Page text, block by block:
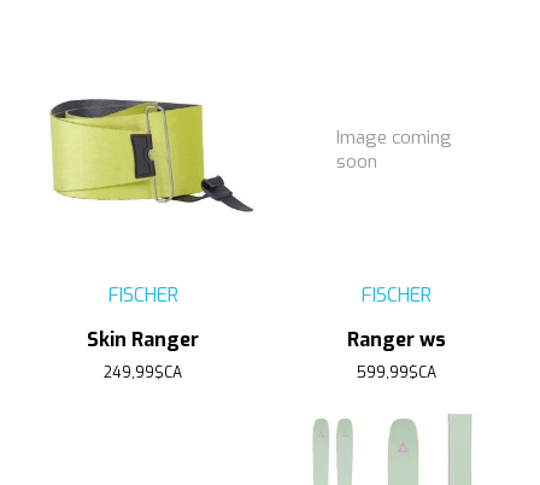
FISCHER
Skin Ranger
249,99$CA
Image coming
soon
FISCHER
Ranger ws
599,99$CA